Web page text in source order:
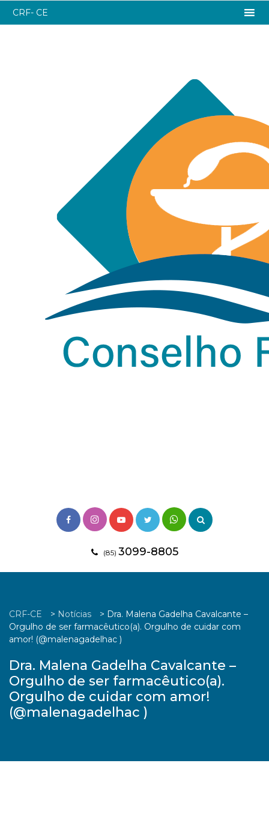
(85) 3099-8805
CRF- CE
CRF-CE > Notícias > Dra. Malena Gadelha Cavalcante –
Orgulho de ser farmacêutico(a). Orgulho de cuidar com
amor! (@malenagadelhac )
Dra. Malena Gadelha Cavalcante –
Orgulho de ser farmacêutico(a).
Orgulho de cuidar com amor!
(@malenagadelhac )